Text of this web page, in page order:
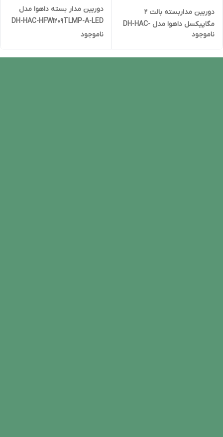
دوربین مداربسته بالت 2
مگاپیکسل داهوا مدل DH-HAC-
B1A21P-U
ناموجود
دوربین مدار بسته داهوا مدل
DH-HAC-HFW1209TLMP-A-LED
ناموجود